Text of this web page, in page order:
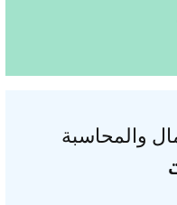
والمحاسبة